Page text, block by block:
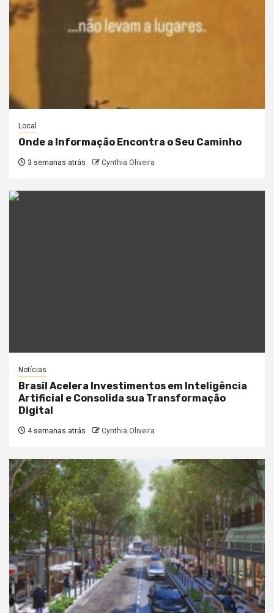
Local
Onde a Informação Encontra o Seu Caminho
3 semanas atrás Cynthia Oliveira
Notícias
Brasil Acelera Investimentos em Inteligência
Artificial e Consolida sua Transformação
Digital
4 semanas atrás Cynthia Oliveira